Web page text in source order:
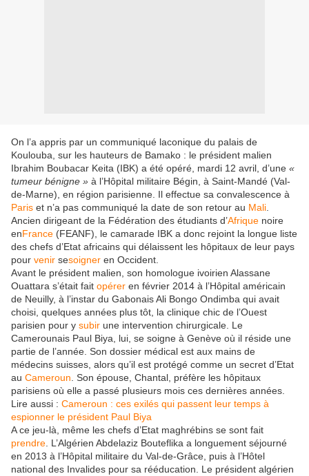
On l’a appris par un communiqué laconique du palais de
Koulouba, sur les hauteurs de Bamako : le président malien
Ibrahim Boubacar Keita (IBK) a été opéré, mardi 12 avril, d’une «
tumeur bénigne » à l’Hôpital militaire Bégin, à Saint-Mandé (Val-
de-Marne), en région parisienne. Il effectue sa convalescence à
Paris et n’a pas communiqué la date de son retour au Mali
Ancien dirigeant de la Fédération des étudiants d’Afrique noire
enFrance (FEANF), le camarade IBK a donc rejoint la longue liste
des chefs d’Etat africains qui délaissent les hôpitaux de leur pays
pour venir sesoigner en Occident.
Avant le président malien, son homologue ivoirien Alassane
Ouattara s’était fait opérer en février 2014 à l’Hôpital américain
de Neuilly, à l’instar du Gabonais Ali Bongo Ondimba qui avait
choisi, quelques années plus tôt, la clinique chic de l’Ouest
parisien pour y subir une intervention chirurgicale. Le
Camerounais Paul Biya, lui, se soigne à Genève où il réside une
partie de l’année. Son dossier médical est aux mains de
médecins suisses, alors qu’il est protégé comme un secret d’Etat
au Cameroun . Son épouse, Chantal, préfère les hôpitaux
parisiens où elle a passé plusieurs mois ces dernières années.
Lire aussi : Cameroun : ces exilés qui passent leur temps à
espionner le président Paul Biya
A ce jeu-là, même les chefs d’Etat maghrébins se sont fait
prendre . L’Algérien Abdelaziz Bouteflika a longuement séjourné
en 2013 à l’Hôpital militaire du Val-de-Grâce, puis à l’Hôtel
national des Invalides pour sa rééducation. Le président algérien